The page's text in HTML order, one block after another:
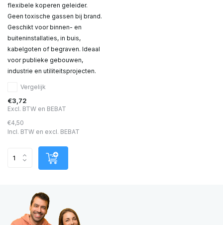
flexibele koperen geleider.
Geen toxische gassen bij brand.
Geschikt voor binnen- en
buiteninstallaties, in buis,
kabelgoten of begraven. Ideaal
voor publieke gebouwen,
industrie en utiliteitsprojecten.
Vergelijk
€3,72
Excl. BTW en BEBAT
€4,50
Incl. BTW en excl. BEBAT